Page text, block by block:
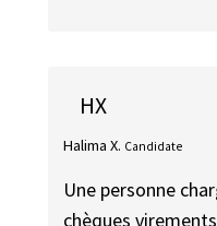
HX
Halima X. Candidate
Une personne
chèques